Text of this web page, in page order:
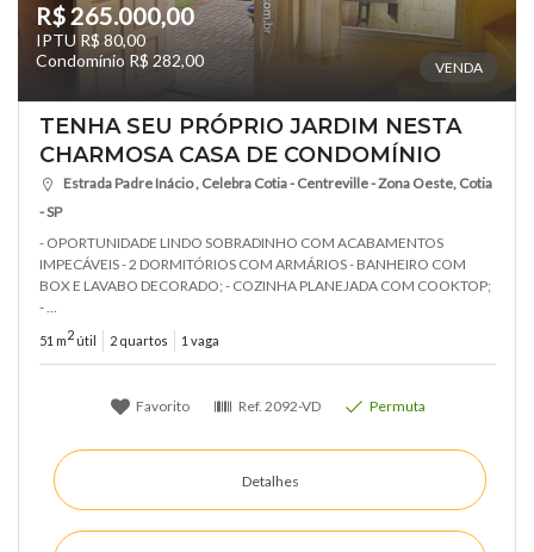
R$ 265.000,00
IPTU R$ 80,00
Condomínio R$ 282,00
VENDA
TENHA SEU PRÓPRIO JARDIM NESTA
CHARMOSA CASA DE CONDOMÍNIO
Estrada Padre Inácio , Celebra Cotia - Centreville - Zona Oeste, Cotia
- SP
- OPORTUNIDADE LINDO SOBRADINHO COM ACABAMENTOS
IMPECÁVEIS - 2 DORMITÓRIOS COM ARMÁRIOS - BANHEIRO COM
BOX E LAVABO DECORADO; - COZINHA PLANEJADA COM COOKTOP;
- ...
51 m2 útil 2 quartos 1 vaga
Favorito Ref. 2092-VD Permuta
Detalhes